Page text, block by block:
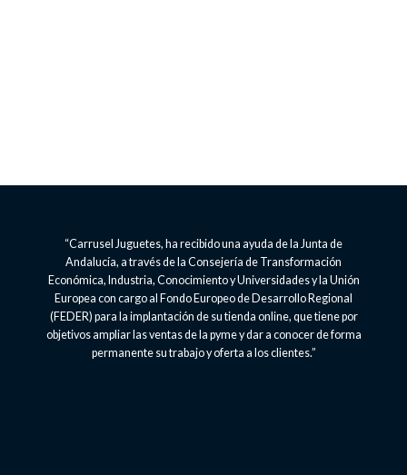
“Carrusel Juguetes, ha recibido una ayuda de la Junta de
Andalucía, a través de la Consejería de Transformación
Económica, Industria, Conocimiento y Universidades y la Unión
Europea con cargo al Fondo Europeo de Desarrollo Regional
(FEDER) para la implantación de su tienda online, que tiene por
objetivos ampliar las ventas de la pyme y dar a conocer de forma
permanente su trabajo y oferta a los clientes.”